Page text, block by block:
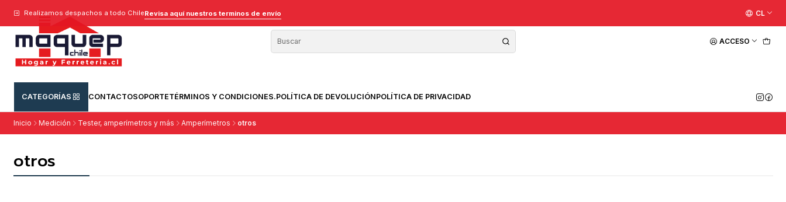
ACCESO
CATEGORÍAS CONTACTOSOPORTETÉRMINOS Y CONDICIONES.POLÍTICA DE DEVOLUCIÓNPOLÍTICA DE PRIVACIDAD
Realizamos despachos a todo ChileRevisa aquí nuestros terminos de envío CL
Inicio Medición Tester, amperímetros y más Amperímetros otros
otros